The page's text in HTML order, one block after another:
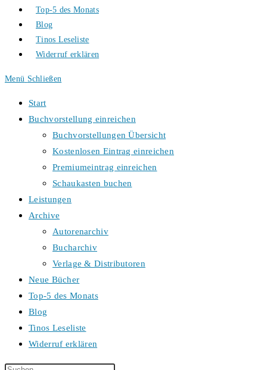
Top-5 des Monats
Blog
Tinos Leseliste
Widerruf erklären
Menü Schließen
Start
Buchvorstellung einreichen
Buchvorstellungen Übersicht
Kostenlosen Eintrag einreichen
Premiumeintrag einreichen
Schaukasten buchen
Leistungen
Archive
Autorenarchiv
Bucharchiv
Verlage & Distributoren
Neue Bücher
Top-5 des Monats
Blog
Tinos Leseliste
Widerruf erklären